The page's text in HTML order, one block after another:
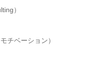
）
チベーション）